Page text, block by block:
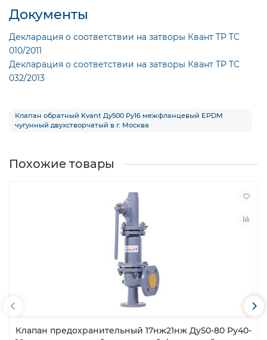
Документы
Декларация о соответствии на затворы Квант TP TC
010/2011
Декларация о соответствии на затворы Квант TP TC
032/2013
Клапан обратный Kvant Ду500 Ру16 межфланцевый EPDM
чугунный двухстворчатый в г. Москва
Похожие товары
Клапан предохранительный 17нж21нж Ду50-80 Ру40-